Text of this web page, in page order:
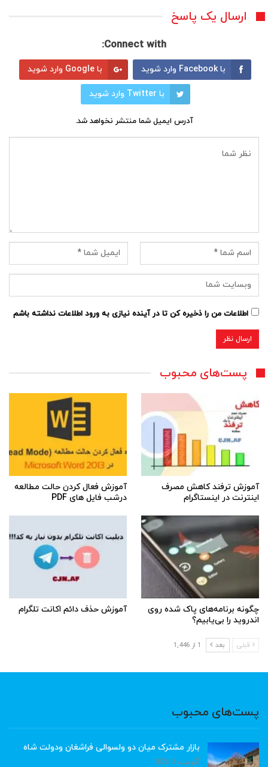
ارسال یک پاسخ
Connect with:
با Facebook وارد شوید با Google وارد شوید
با Twitter وارد شوید
آدرس ایمیل شما منتشر نخواهد شد.
اطلاعات من را ذخیره کن تا در آینده نیازی به ورود اطلاعات نداشته باشم
پست‌های محبوب
آموزش ترفند کاهش مصرف
اینترنت در اینستاگرام
آموزش فعال کردن حالت مطالعه
درشب فایل های PDF
چگونه برنامه‌های پاک شده روی
اندروید را بی‌یابیم؟
آموزش حذف دائم اکانت تلگرام
قبلی بعد 1 از 1,446
پست‌های محبوب
بازار مشترک میان دو ولسوالی فراشغان ودولت شاه
آگوست 8, 2026